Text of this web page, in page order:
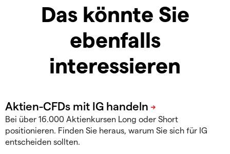
Das könnte Sie
ebenfalls
interessieren
Bei über 16.000 Aktienkursen Long oder Short
positionieren. Finden Sie heraus, warum Sie sich für IG
entscheiden sollten.